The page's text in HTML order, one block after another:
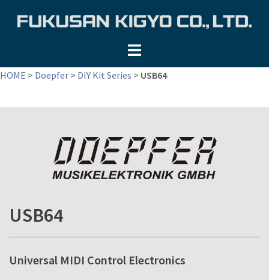
ツ
HOME > Doepfer > DIY Kit Series > USB64
USB64
Universal MIDI Control Electronics